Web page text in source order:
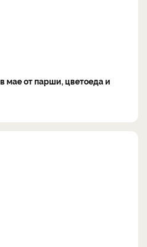
мае от парши, цветоеда и